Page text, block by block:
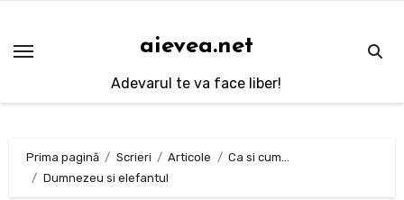
conținut
aievea.net
Adevarul te va face liber!
Prima pagină Scrieri Articole
Ca si cum...
Dumnezeu si elefantul